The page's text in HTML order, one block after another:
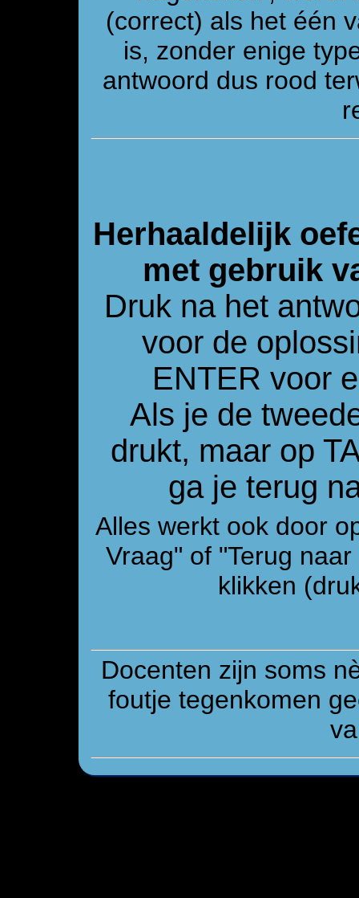
(correct) als het één
is, zonder enige
antwoord dus rood
Herhaaldelijk
met gebruik
Druk na het
voor de
ENTER voor
Als je de
drukt, maar op
ga je terug
Alles werkt ook door
Vraag" of "Terug
klikken
Docenten zijn soms
foutje tegenkomen